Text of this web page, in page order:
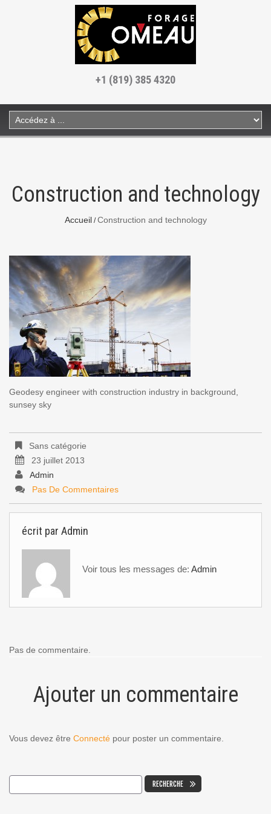
+1 (819) 385 4320
Construction and technology
Accueil Construction and technology
Geodesy engineer with construction industry in background,
sunsey sky
Sans catégorie
23 juillet 2013
Admin
Pas De Commentaires
écrit par Admin
Voir tous les messages de: Admin
Pas de commentaire.
Ajouter un commentaire
Vous devez être Connecté pour poster un commentaire.